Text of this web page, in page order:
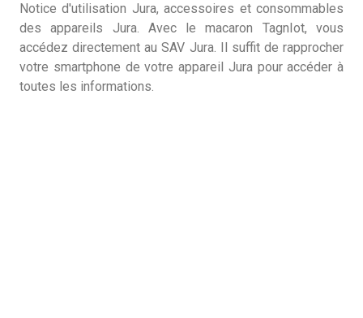
Notice d'utilisation Jura, accessoires et consommables
des appareils Jura. Avec le macaron TagnIot, vous
accédez directement au SAV Jura. Il suffit de rapprocher
votre smartphone de votre appareil Jura pour accéder à
toutes les informations.